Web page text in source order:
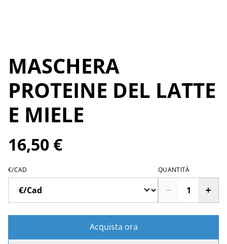
MASCHERA
PROTEINE DEL LATTE
E MIELE
16,50 €
€/CAD QUANTITÀ
Acquista ora